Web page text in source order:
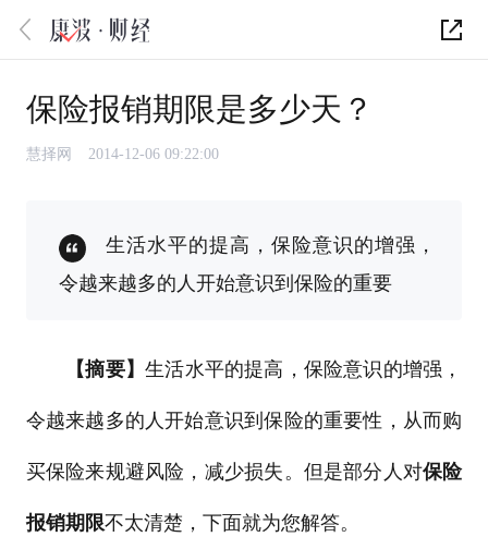
保险报销期限是多少天？
慧择网 2014-12-06 09:22:00
生活水平的提高，保险意识的增强，
令越来越多的人开始意识到保险的重要
【摘要】生活水平的提高，保险意识的增强，
令越来越多的人开始意识到保险的重要性，从而购
买保险来规避风险，减少损失。但是部分人对保险
报销期限不太清楚，下面就为您解答。